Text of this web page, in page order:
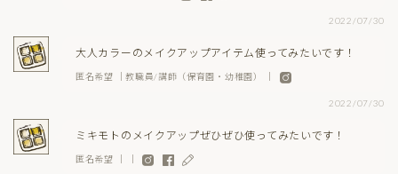
2022/07/30
大人カラーのメイクアップアイテム使ってみたいです！
匿名希望 ｜教職員/講師（保育園・幼稚園） ｜
2022/07/30
ミキモトのメイクアップぜひぜひ使ってみたいです！
匿名希望 ｜ ｜